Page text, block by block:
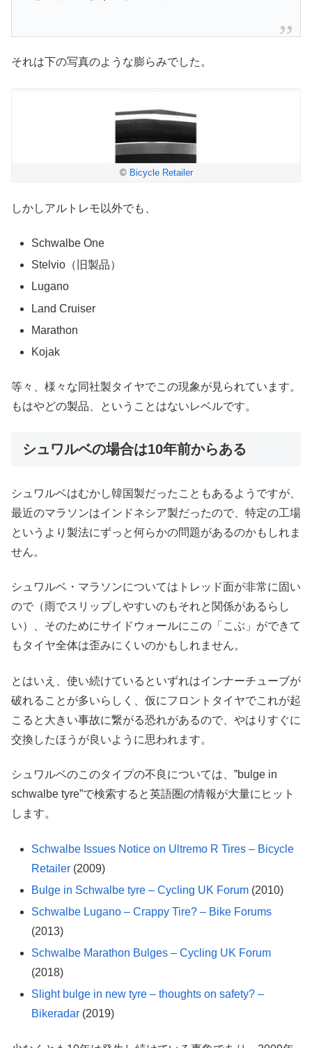
それは下の写真のような膨らみでした。
© Bicycle Retailer
しかしアルトレモ以外でも、
Schwalbe One
Stelvio（旧製品）
Lugano
Land Cruiser
Marathon
Kojak
等々、様々な同社製タイヤでこの現象が見られています。
もはやどの製品、ということはないレベルです。
シュワルベの場合は10年前からある
シュワルベはむかし韓国製だったこともあるようですが、
最近のマラソンはインドネシア製だったので、特定の工場
というより製法にずっと何らかの問題があるのかもしれま
せん。
シュワルベ・マラソンについてはトレッド面が非常に固い
ので（雨でスリップしやすいのもそれと関係があるらし
い）、そのためにサイドウォールにこの「こぶ」ができて
もタイヤ全体は歪みにくいのかもしれません。
とはいえ、使い続けているといずれはインナーチューブが
破れることが多いらしく、仮にフロントタイヤでこれが起
こると大きい事故に繋がる恐れがあるので、やはりすぐに
交換したほうが良いように思われます。
シュワルベのこのタイプの不良については、”bulge in
schwalbe tyre”で検索すると英語圏の情報が大量にヒット
します。
Schwalbe Issues Notice on Ultremo R Tires – Bicycle
Retailer (2009)
Bulge in Schwalbe tyre – Cycling UK Forum (2010)
Schwalbe Lugano – Crappy Tire? – Bike Forums
(2013)
Schwalbe Marathon Bulges – Cycling UK Forum
(2018)
Slight bulge in new tyre – thoughts on safety? –
Bikeradar (2019)